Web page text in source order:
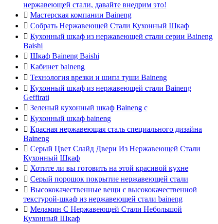
нержавеющей стали, давайте внедрим это!
 Мастерская компании Baineng
 Собрать Нержавеющей Стали Кухонный Шкаф
 Кухонный шкаф из нержавеющей стали серии Baineng
Baishi
 Шкаф Baineng Baishi
 Кабинет baineng
 Технология врезки и шипа туши Baineng
 Кухонный шкаф из нержавеющей стали Baineng
Geffirati
 Зеленый кухонный шкаф Baineng с
 Кухонный шкаф baineng
 Красная нержавеющая сталь специального дизайна
Baineng
 Серый Цвет Слайд Двери Из Нержавеющей Стали
Кухонный Шкаф
 Хотите ли вы готовить на этой красивой кухне
 Серый порошок покрытие нержавеющей стали
 Высококачественные вещи с высококачественной
текстурой-шкаф из нержавеющей стали baineng
 Меламин С Нержавеющей Стали Небольшой
Кухонный Шкаф